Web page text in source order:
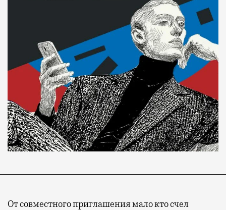
От совместного приглашения мало кто счел